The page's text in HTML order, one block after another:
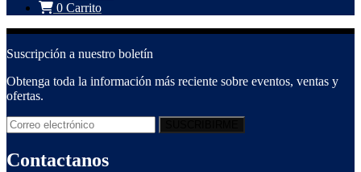
0 Carrito
Suscripción a nuestro boletín
Obtenga toda la información más reciente sobre eventos, ventas y
ofertas.
Contactanos